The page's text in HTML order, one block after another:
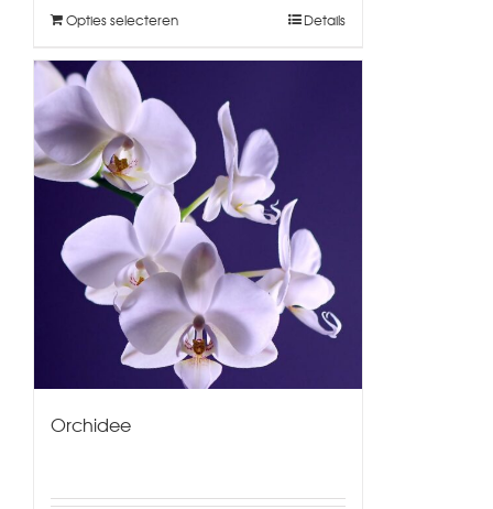
Opties selecteren Details
Orchidee